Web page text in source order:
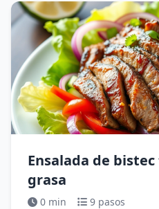
Ensalada de
grasa
0 min
9 pasos